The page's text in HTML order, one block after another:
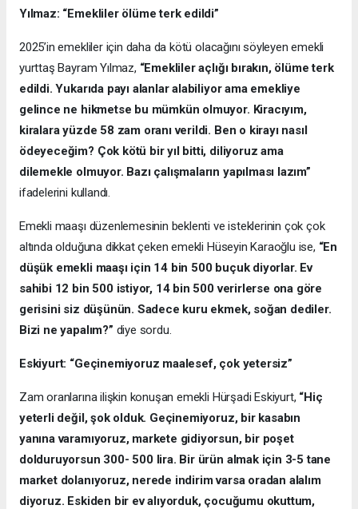
Yılmaz: “Emekliler ölüme terk edildi”
2025’in emekliler için daha da kötü olacağını söyleyen emekli
yurttaş Bayram Yılmaz, “Emekliler açlığı bırakın, ölüme terk
edildi. Yukarıda payı alanlar alabiliyor ama emekliye
gelince ne hikmetse bu mümkün olmuyor. Kiracıyım,
kiralara yüzde 58 zam oranı verildi. Ben o kirayı nasıl
ödeyeceğim? Çok kötü bir yıl bitti, diliyoruz ama
dilemekle olmuyor. Bazı çalışmaların yapılması lazım”
ifadelerini kullandı.
Emekli maaşı düzenlemesinin beklenti ve isteklerinin çok çok
altında olduğuna dikkat çeken emekli Hüseyin Karaoğlu ise, “En
düşük emekli maaşı için 14 bin 500 buçuk diyorlar. Ev
sahibi 12 bin 500 istiyor, 14 bin 500 verirlerse ona göre
gerisini siz düşünün. Sadece kuru ekmek, soğan dediler.
Bizi ne yapalım?” diye sordu.
Eskiyurt: “Geçinemiyoruz maalesef, çok yetersiz”
Zam oranlarına ilişkin konuşan emekli Hürşadi Eskiyurt, “Hiç
yeterli değil, şok olduk. Geçinemiyoruz, bir kasabın
yanına varamıyoruz, markete gidiyorsun, bir poşet
dolduruyorsun 300- 500 lira. Bir ürün almak için 3-5 tane
market dolanıyoruz, nerede indirim varsa oradan alalım
diyoruz. Eskiden bir ev alıyorduk, çocuğumu okuttum,